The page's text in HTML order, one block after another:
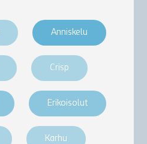
Anniskelu
Crisp
Erikoisolut
Karhu